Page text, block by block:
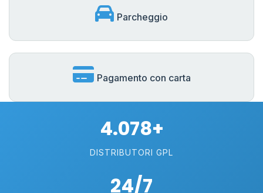
Parcheggio
Pagamento con carta
4.078+
DISTRIBUTORI GPL
24/7